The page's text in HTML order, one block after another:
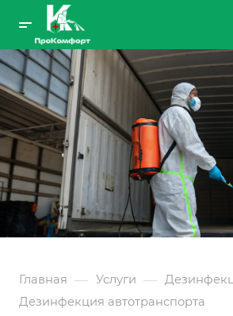
Главная — Услуги —
Дезинфекция автотранспорта